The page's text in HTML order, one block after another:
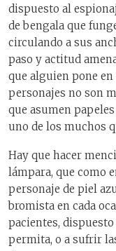
dispuesto al
de bengala que
circulando a sus
paso y actitud
que alguien pone
personajes no son
que asumen
uno de los muchos
Hay que hacer
lámpara, que como
personaje de piel
bromista en cada
pacientes,
permita, o a sufrir